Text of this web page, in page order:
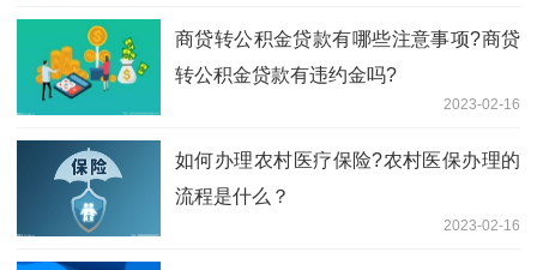
商贷转公积金贷款有哪些注意事项?商贷
转公积金贷款有违约金吗?
2023-02-16
如何办理​农村医疗保险?农村医保办理的
流程是什么？
2023-02-16